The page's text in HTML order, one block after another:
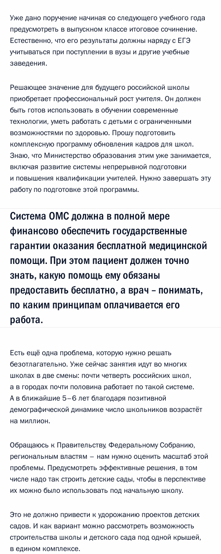
Уже дано поручение начиная со следующего учебного года
предусмотреть в выпускном классе итоговое сочинение.
Естественно, что его результаты должны наряду с ЕГЭ
учитываться при поступлении в вузы и другие учебные
заведения.
Решающее значение для будущего российской школы
приобретает профессиональный рост учителя. Он должен
быть готов использовать в обучении современные
технологии, уметь работать с детьми с ограниченными
возможностями по здоровью. Прошу подготовить
комплексную программу обновления кадров для школ.
Знаю, что Министерство образования этим уже занимается,
включая развитие системы непрерывной подготовки
и повышения квалификации учителей. Нужно завершать эту
работу по подготовке этой программы.
Система ОМС должна в полной мере
финансово обеспечить государственные
гарантии оказания бесплатной медицинской
помощи. При этом пациент должен точно
знать, какую помощь ему обязаны
предоставить бесплатно, а врач – понимать,
по каким принципам оплачивается его
работа.
Есть ещё одна проблема, которую нужно решать
безотлагательно. Уже сейчас занятия идут во многих
школах в две смены: почти четверть российских школ,
а в городах почти половина работает по такой системе.
А в ближайшие 5–6 лет благодаря позитивной
демографической динамике число школьников возрастёт
на миллион.
Обращаюсь к Правительству, Федеральному Собранию,
региональным властям – нам нужно оценить масштаб этой
проблемы. Предусмотреть эффективные решения, в том
числе надо так строить детские сады, чтобы в перспективе
их можно было использовать под начальную школу.
Это не должно привести к удорожанию проектов детских
садов. И как вариант можно рассмотреть возможность
строительства школы и детского сада под одной крышей,
в едином комплексе.